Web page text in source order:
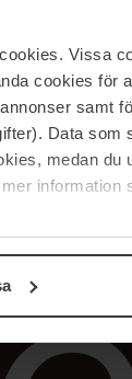
Vissa
cookies för
samt
Data
medan du
information